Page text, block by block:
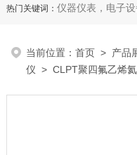
热门关键词： 仪器仪表，电子设备，机械设
当前位置：首页 > 产品
仪 > CLPT聚四氟乙烯